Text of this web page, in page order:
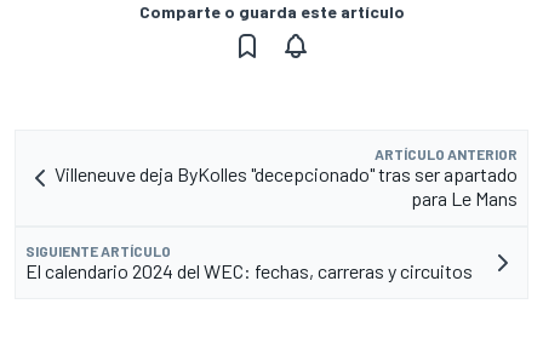
Comparte o guarda este artículo
ARTÍCULO ANTERIOR
Villeneuve deja ByKolles "decepcionado" tras ser apartado
para Le Mans
SIGUIENTE ARTÍCULO
El calendario 2024 del WEC: fechas, carreras y circuitos